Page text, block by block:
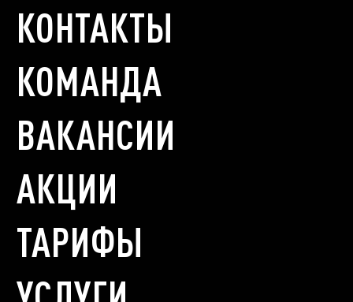
КОНТАКТЫ
КОМАНДА
ВАКАНСИИ
АКЦИИ
ТАРИФЫ